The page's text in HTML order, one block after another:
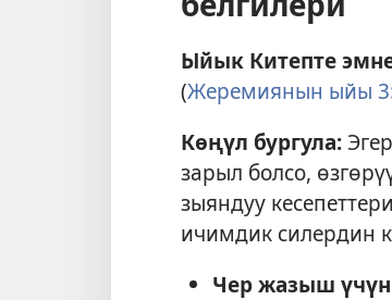
Ыйык Китепте
(Жеремиянын ыйы
Көңүл бургула:
зарыл болсо,
зыяндуу
ичимдик силердин
Чер жазыш